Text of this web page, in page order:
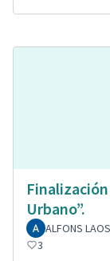
Urbano”.
ALFONS
3